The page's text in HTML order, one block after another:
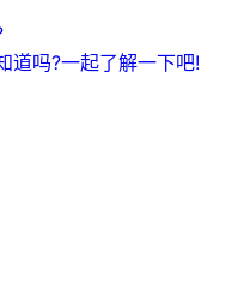
道吗?一起了解一下吧!